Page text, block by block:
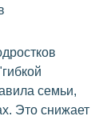
семьи,
Это снижает